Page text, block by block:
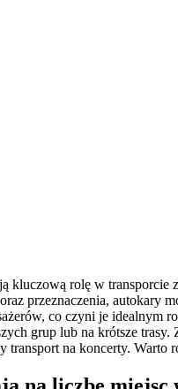
kluczową rolę w transporcie
przeznaczenia, autokary
co czyni je
grup lub na krótsze
transport na koncerty.